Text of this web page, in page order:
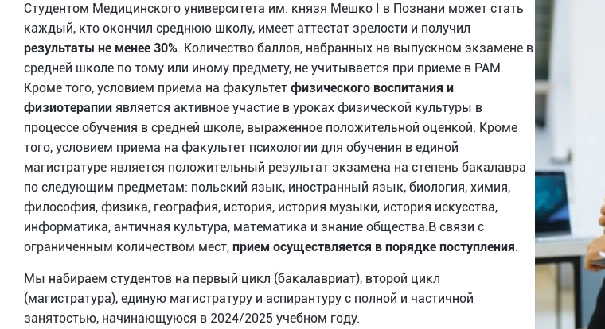
Студентом Медицинского университета им. князя Мешко I в Познани может стать
каждый, кто окончил среднюю школу, имеет аттестат зрелости и получил
результаты не менее 30%. Количество баллов, набранных на выпускном экзамене в
средней школе по тому или иному предмету, не учитывается при приеме в PAM.
Кроме того, условием приема на факультет физического воспитания и
физиотерапии является активное участие в уроках физической культуры в
процессе обучения в средней школе, выраженное положительной оценкой. Кроме
того, условием приема на факультет психологии для обучения в единой
магистратуре является положительный результат экзамена на степень бакалавра
по следующим предметам: польский язык, иностранный язык, биология, химия,
философия, физика, география, история, история музыки, история искусства,
информатика, античная культура, математика и знание общества.В связи с
ограниченным количеством мест, прием осуществляется в порядке поступления.
Мы набираем студентов на первый цикл (бакалавриат), второй цикл
(магистратура), единую магистратуру и аспирантуру с полной и частичной
занятостью, начинающуюся в 2024/2025 учебном году.